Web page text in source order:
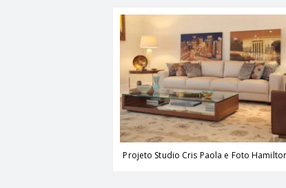
Projeto Studio Cris Paola e Foto